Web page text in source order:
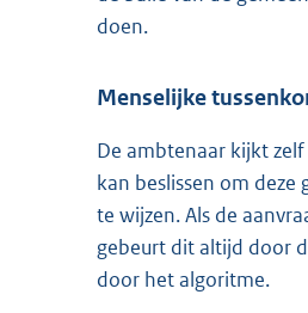
doen.
Menselijke
De ambtenaar kijkt
kan beslissen om
te wijzen. Als de
gebeurt dit altijd door
door het algoritme.